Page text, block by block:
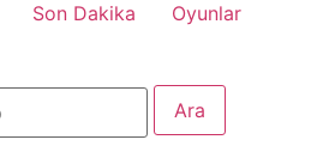
Son Dakika
Oyunlar